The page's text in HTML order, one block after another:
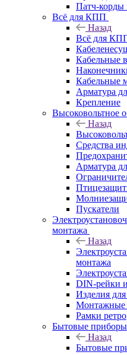
Патч-корды
Всё для КПП
Назад
Всё для
Кабельные
Кабельные
Арматура
Крепление
Высоковольтное
Назад
Средства
Арматура
Пускатели
монтажа
Назад
монтажа
DIN-рейки
Изделия
Монтажные
Рамки ретро
Бытовые приборы
Назад
Бытовые